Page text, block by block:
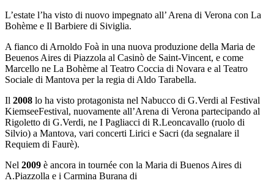
L’estate l’ha visto di nuovo impegnato all’ Arena di Verona con La
Bohème e Il Barbiere di Siviglia.
A fianco di Arnoldo Foà in una nuova produzione della Maria de
Beuenos Aires di Piazzola al Casinò de Saint-Vincent, e come
Marcello ne La Bohème al Teatro Coccia di Novara e al Teatro
Sociale di Mantova per la regia di Aldo Tarabella.
Il 2008 lo ha visto protagonista nel Nabucco di G.Verdi al Festival
KiemseeFestival, nuovamente all’Arena di Verona partecipando al
Rigoletto di G.Verdi, ne I Pagliacci di R.Leoncavallo (ruolo di
Silvio) a Mantova, vari concerti Lirici e Sacri (da segnalare il
Requiem di Faurè).
Nel 2009 è ancora in tournée con la Maria di Buenos Aires di
A.Piazzolla e i Carmina Burana di